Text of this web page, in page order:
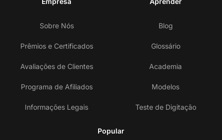
Sobre Nós
Prêmios e Certificados
Avaliações de Clientes
Programa de Afiliados
Informações Legais
Blog
Glossário
Academia
Modelos
Teste de Digitação
Popular